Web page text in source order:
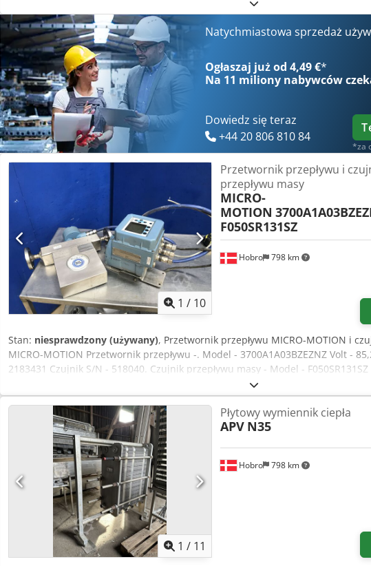
Natychmiastowa sprzedaż
Ogłaszaj już od 4,49 €*
Na 11 miliony nabywców
Dowiedz się teraz
+44 20 806 810 84
*za
1 / 10
Hobro 798 km
Przetwornik przepływu i
przepływu masy
MICRO-
MOTION
F050SR131SZ
Stan: niesprawdzony (używany), Przetwornik przepływu MICRO-MOTION i
MICRO-MOTION Przetwornik przepływu -. Model - 3700A1A03BZEZNZ Volt -
2183431 Czujnik S/N - 518040. Czujnik przepływu masy - Model -
33.6384.77. Dens cal - 07339081654.36. D1 - 0,00121 / K1 - 7338,88. Crodpfx
K2 - 8164,88. TC - 4,36. Temp. zakres - -240 do +150 DEG C. Rurka - 100Bar.
3 szt. w magazynie. Cena dotyczy jednej sztuki.
1 / 11
Hobro 798 km
Płytowy wymiennik ciepła
APV N35